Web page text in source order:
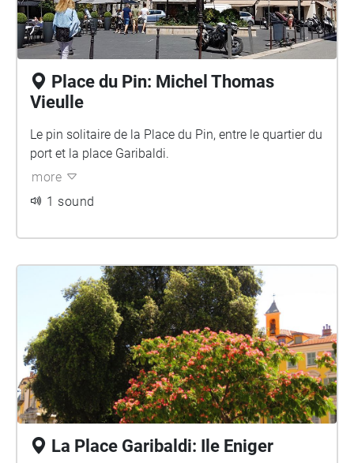
Place du Pin: Michel Thomas
Vieulle
Le pin solitaire de la Place du Pin, entre le quartier du
port et la place Garibaldi.
more
1 sound
La Place Garibaldi: Ile Eniger